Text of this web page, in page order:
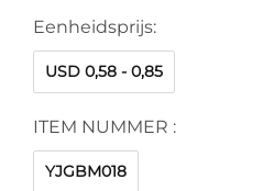
Eenheidsprijs:
USD 0,58 - 0,85
ITEM NUMMER :
YJGBM018